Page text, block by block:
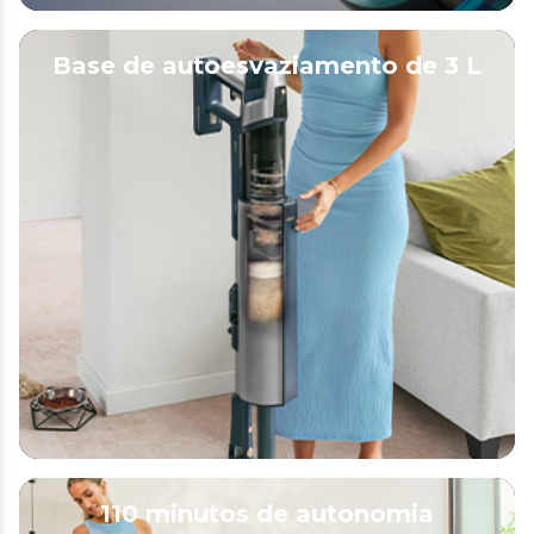
Base de autoesvaziamento de 3 L
110 minutos de autonomia